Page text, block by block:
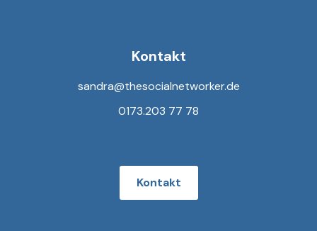
Kontakt
sandra@thesocialnetworker.de
0173.203 77 78
Kontakt